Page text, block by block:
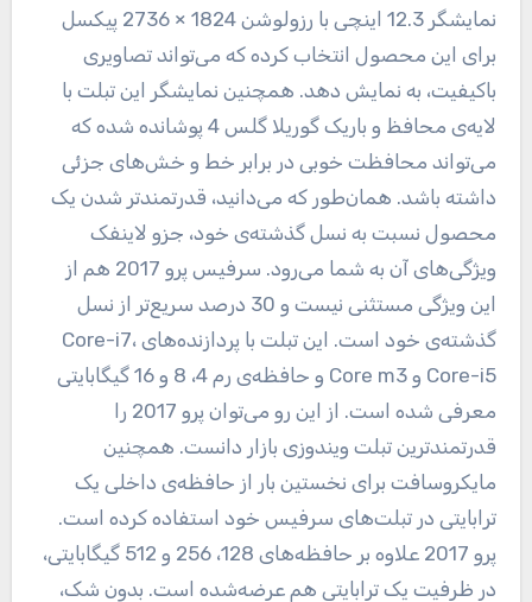
نمایشگر 12.3 اینچی با رزولوشن 1824 × 2736 پیکسل
برای این محصول انتخاب کرده که می‌تواند تصاویری
باکیفیت، به نمایش دهد. همچنین نمایشگر این تبلت با
لایه‌ی محافظ و باریک گوریلا گلس 4 پوشانده شده که
می‌تواند محافظت خوبی در برابر خط و خش‌های جزئی
داشته باشد. همان‌طور که می‌دانید، قدرتمندتر شدن یک
محصول نسبت به نسل گذشته‌ی خود، جزو لاینفک
ویژگی‌های آن به شما می‌رود. سرفیس پرو 2017 هم از
این ویژگی مستثنی نیست و 30 درصد سریع‌تر از نسل
گذشته‌ی خود است. این تبلت با پردازنده‌های Core-i7،
Core-i5 و Core m3 و حافظه‌ی رم 4، 8 و 16 گیگابایتی
معرفی شده است. از این رو می‌توان پرو 2017 را
قدرتمندترین تبلت ویندوزی بازار دانست. همچنین
مایکروسافت برای نخستین بار از حافظه‌ی داخلی یک
ترابایتی در تبلت‌های سرفیس خود استفاده کرده است.
پرو 2017 علاوه بر حافظه‌های 128، 256 و 512 گیگابایتی،
در ظرفیت یک ترابایتی هم عرضه‌شده است. بدون شک،